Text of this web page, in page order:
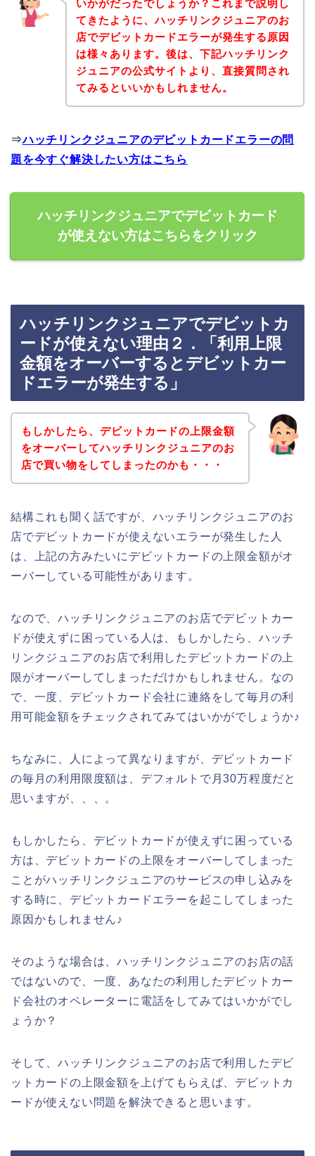
いかがだったでしょうか？これまで説明し
てきたように、ハッチリンクジュニアのお
店でデビットカードエラーが発生する原因
は様々あります。後は、下記ハッチリンク
ジュニアの公式サイトより、直接質問され
てみるといいかもしれません。
⇒ハッチリンクジュニアのデビットカードエラーの問
題を今すぐ解決したい方はこちら
ハッチリンクジュニアでデビットカード
が使えない方はこちらをクリック
ハッチリンクジュニアでデビットカ
ードが使えない理由２．「利用上限
金額をオーバーするとデビットカー
ドエラーが発生する」
もしかしたら、デビットカードの上限金額
をオーバーしてハッチリンクジュニアのお
店で買い物をしてしまったのかも・・・
結構これも聞く話ですが、ハッチリンクジュニアのお
店でデビットカードが使えないエラーが発生した人
は、上記の方みたいにデビットカードの上限金額がオ
ーバーしている可能性があります。
なので、ハッチリンクジュニアのお店でデビットカー
ドが使えずに困っている人は、もしかしたら、ハッチ
リンクジュニアのお店で利用したデビットカードの上
限がオーバーしてしまっただけかもしれません。なの
で、一度、デビットカード会社に連絡をして毎月の利
用可能金額をチェックされてみてはいかがでしょうか♪
ちなみに、人によって異なりますが、デビットカード
の毎月の利用限度額は、デフォルトで月30万程度だと
思いますが、、、。
もしかしたら、デビットカードが使えずに困っている
方は、デビットカードの上限をオーバーしてしまった
ことがハッチリンクジュニアのサービスの申し込みを
する時に、デビットカードエラーを起こしてしまった
原因かもしれません♪
そのような場合は、ハッチリンクジュニアのお店の話
ではないので、一度、あなたの利用したデビットカー
ド会社のオペレーターに電話をしてみてはいかがでし
ょうか？
そして、ハッチリンクジュニアのお店で利用したデビ
ットカードの上限金額を上げてもらえば、デビットカ
ードが使えない問題を解決できると思います。